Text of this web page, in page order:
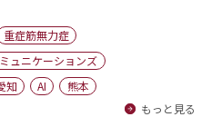
重症筋無力症
ュニケーションズ
知 AI
熊本
もっと見る